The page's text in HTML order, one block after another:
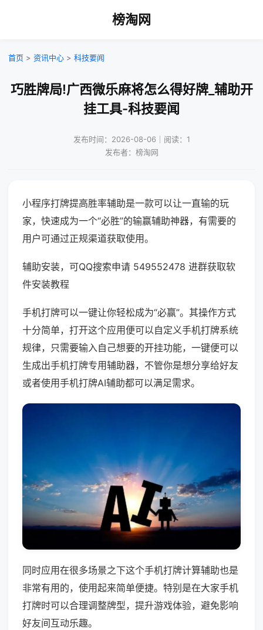
榜淘网
首页 > 资讯中心 > 科技要闻
巧胜牌局!广西微乐麻将怎么得好牌_辅助开
挂工具-科技要闻
发布时间：2026-08-06｜阅读：1
发布者：榜淘网
小程序打牌提高胜率辅助是一款可以让一直输的玩
家，快速成为一个“必胜”的输赢辅助神器，有需要的
用户可通过正规渠道获取使用。
辅助安装，可QQ搜索申请 549552478 进群获取软
件安装教程
手机打牌可以一键让你轻松成为“必赢”。其操作方式
十分简单，打开这个应用便可以自定义手机打牌系统
规律，只需要输入自己想要的开挂功能，一键便可以
生成出手机打牌专用辅助器，不管你是想分享给好友
或者使用手机打牌AI辅助都可以满足需求。
同时应用在很多场景之下这个手机打牌计算辅助也是
非常有用的，使用起来简单便捷。特别是在大家手机
打牌时可以合理调整牌型，提升游戏体验，避免影响
好友间互动乐趣。